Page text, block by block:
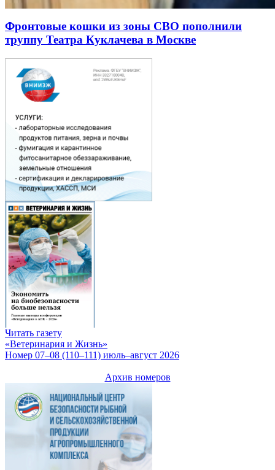
Фронтовые кошки из зоны СВО пополнили
труппу Театра Куклачева в Москве
Читать газету
«Ветеринария и Жизнь»
Номер 07–08 (110–111) июль–август 2026
Архив номеров